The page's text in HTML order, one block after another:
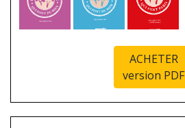
ACHETER
version PDF